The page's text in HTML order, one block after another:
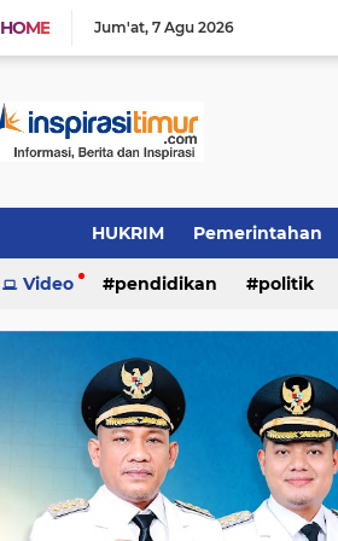
HOME Jum'at 7 Agu 2026
Indeks
HUKRIM
(1502)
Pemerintahan
(1324)
PENDIDIKAN POLITIK
(337) (244)
Daerah
(96)
OTOMOTIF
(90)
LIFE STYLE
Video pendidikan politik
video/foto